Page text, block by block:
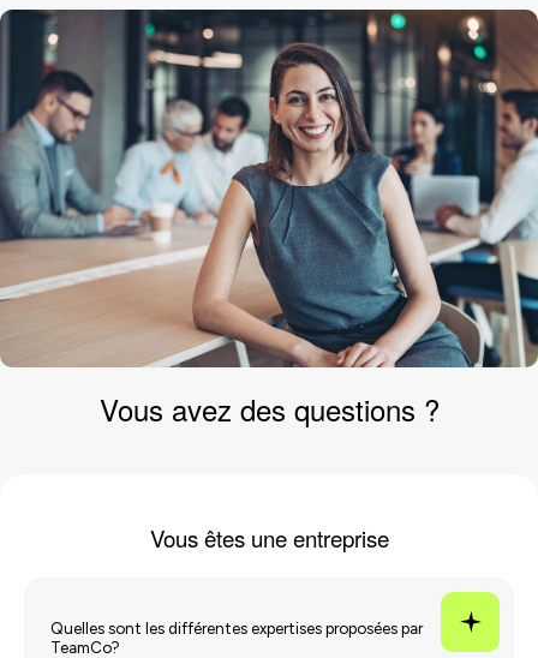
Vous avez des questions ?
Vous êtes uneentreprise
Quelles sont les différentes expertises proposées par
TeamCo?